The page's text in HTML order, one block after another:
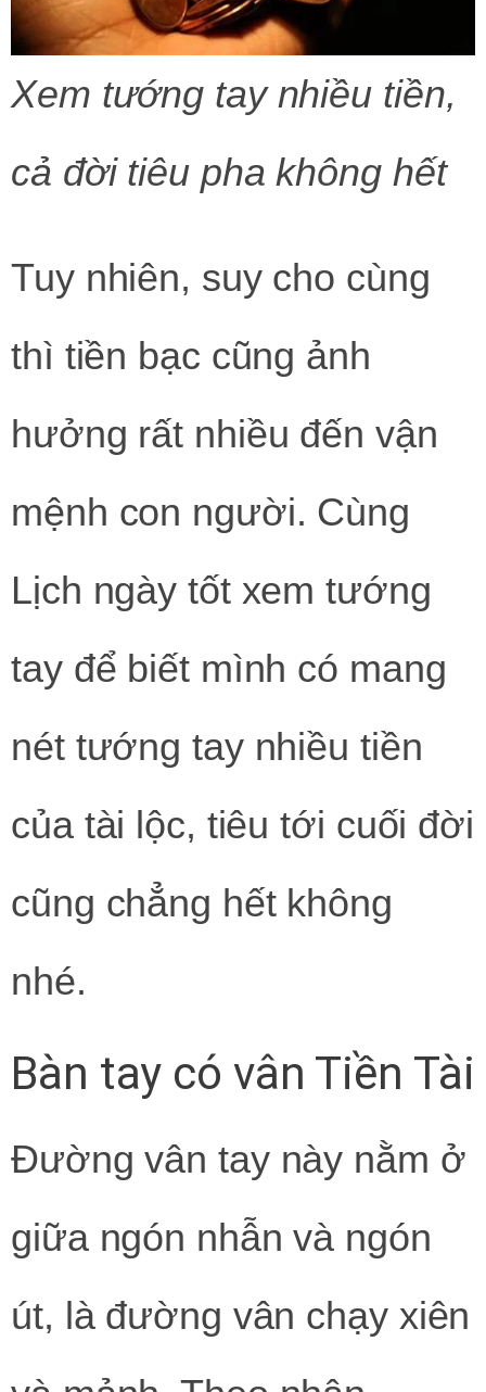
Xem tướng tay nhiều tiền,
cả đời tiêu pha không hết
Tuy nhiên, suy cho cùng
thì tiền bạc cũng ảnh
hưởng rất nhiều đến vận
mệnh con người. Cùng
Lịch ngày tốt xem tướng
tay để biết mình có mang
nét tướng tay nhiều tiền
của tài lộc, tiêu tới cuối đời
cũng chẳng hết không
nhé.
Bàn tay có vân Tiền Tài
Đường vân tay này nằm ở
giữa ngón nhẫn và ngón
út, là đường vân chạy xiên